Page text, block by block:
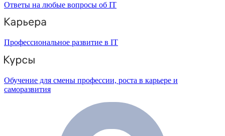
Ответы на любые вопросы об IT
Профессиональное развитие в IT
Обучение для смены профессии, роста в карьере и
саморазвития